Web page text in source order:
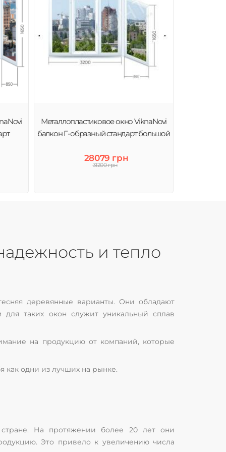
Металлопластиковое окно ViknaNovi
балкон Г-образный стандарт большой
28079 грн
31200 грн
и тепло
деревянные варианты. Они обладают
таких окон служит уникальный сплав
на продукцию от компаний, которые
как одни из лучших на рынке.
стране. На протяжении более 20 лет они
Это привело к увеличению числа